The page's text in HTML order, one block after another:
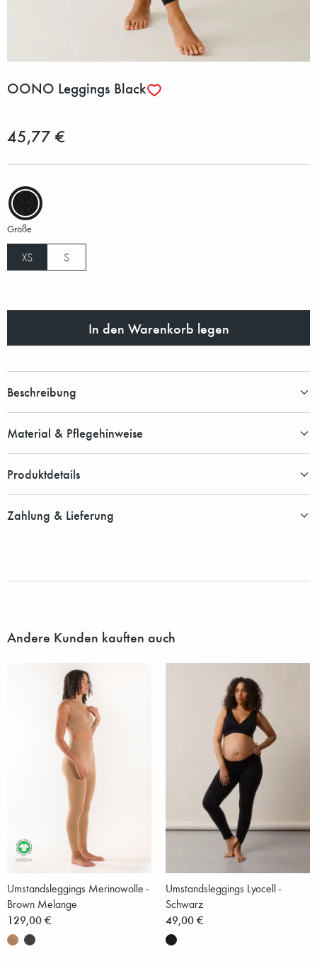
OONO Leggings Black
45,77 €
Größe
XS S
In den Warenkorb legen
Beschreibung
Material & Pflegehinweise
Produktdetails
Zahlung & Lieferung
Andere Kunden kauften auch
Umstandsleggings Merinowolle -
Brown Melange
129,00 €
Umstandsleggings Lyocell -
Schwarz
49,00 €